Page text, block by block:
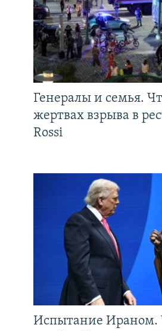
Генералы и семья.
жертвах взрыва в
Rossi
Испытание Ираном.